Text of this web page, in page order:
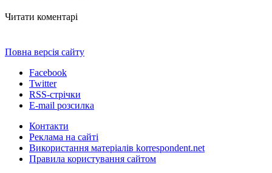
Читати коментарі
Повна версія сайту
Facebook
Twitter
RSS-стрічки
E-mail розсилка
Контакти
Реклама на сайті
Використання матеріалів korrespondent.net
Правила користування сайтом